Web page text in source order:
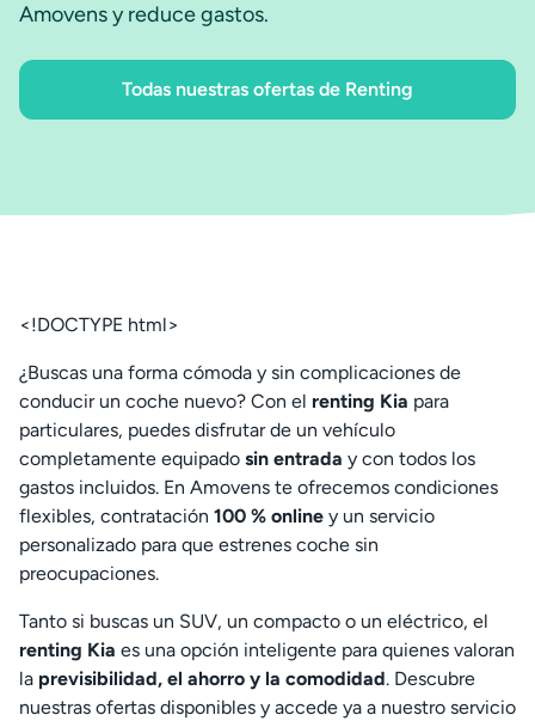
Amovens y reduce gastos.
Todas nuestras ofertas de Renting
<!DOCTYPE html>
¿Buscas una forma cómoda y sin complicaciones de
conducir un coche nuevo? Con el renting Kia para
particulares, puedes disfrutar de un vehículo
completamente equipado sin entrada y con todos los
gastos incluidos. En Amovens te ofrecemos condiciones
flexibles, contratación 100 % online y un servicio
personalizado para que estrenes coche sin
preocupaciones.
Tanto si buscas un SUV, un compacto o un eléctrico, el
renting Kia es una opción inteligente para quienes valoran
la previsibilidad, el ahorro y la comodidad. Descubre
nuestras ofertas disponibles y accede ya a nuestro servicio